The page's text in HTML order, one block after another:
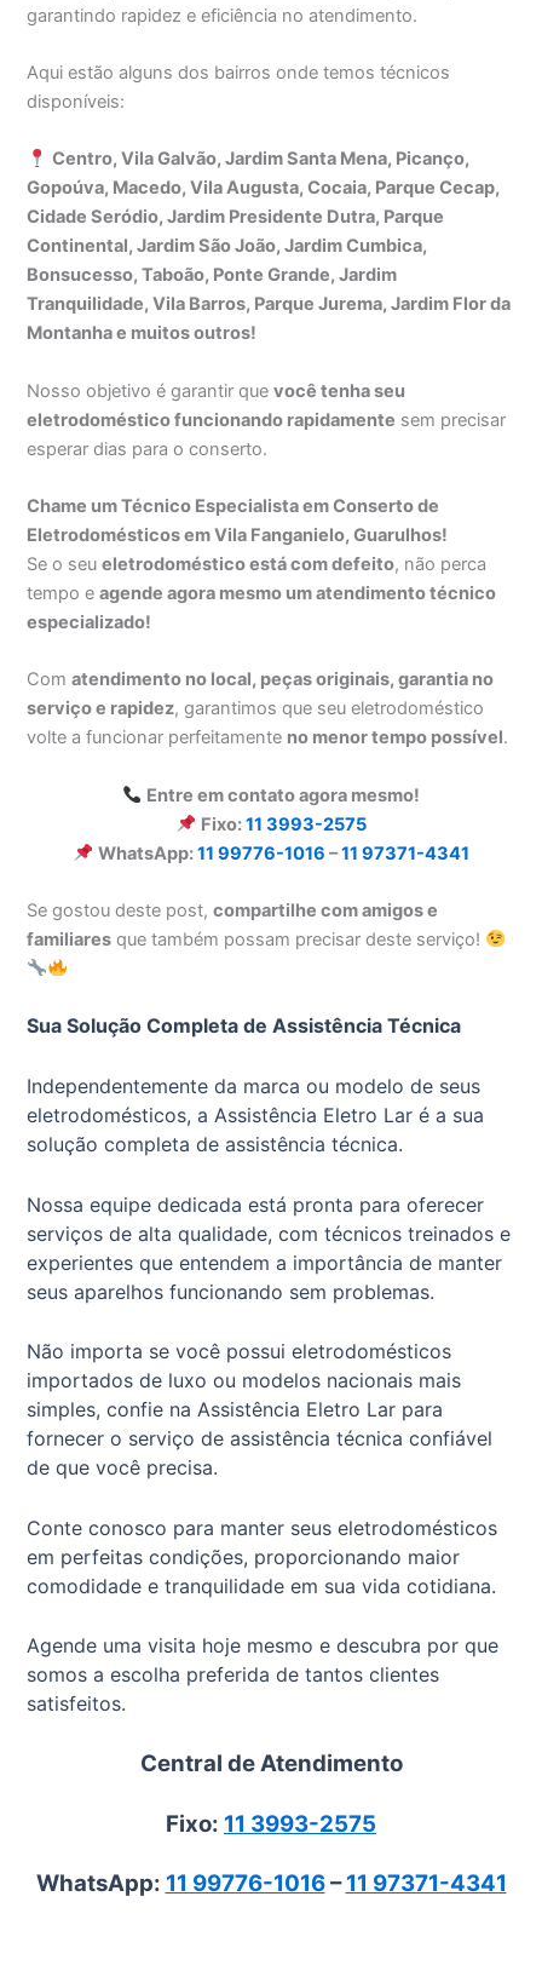
garantindo rapidez e eficiência no atendimento.
Aqui estão alguns dos bairros onde temos técnicos
disponíveis:
Centro, Vila Galvão, Jardim Santa Mena, Picanço,
Gopoúva, Macedo, Vila Augusta, Cocaia, Parque Cecap,
Cidade Seródio, Jardim Presidente Dutra, Parque
Continental, Jardim São João, Jardim Cumbica,
Bonsucesso, Taboão, Ponte Grande, Jardim
Tranquilidade, Vila Barros, Parque Jurema, Jardim Flor da
Montanha e muitos outros!
Nosso objetivo é garantir quevocê tenha seu
eletrodoméstico funcionando rapidamente sem precisar
esperar dias para o conserto.
Chame um Técnico Especialista em Conserto de
Eletrodomésticos em Vila Fanganielo, Guarulhos!
Se o seueletrodoméstico está com defeito, não perca
tempo eagende agora mesmo um atendimento técnico
especializado!
Comatendimento no local, peças originais, garantia no
serviço e rapidez, garantimos que seu eletrodoméstico
volte a funcionar perfeitamente no menor tempo possível.
Entre em contato agora mesmo!
Fixo:11 3993-2575
WhatsApp:11 99776-1016 –11 97371-4341
Se gostou deste post,compartilhe com amigos e
familiares que também possam precisar deste serviço!
Sua Solução Completa de Assistência Técnica
Independentemente da marca ou modelo de seus
eletrodomésticos, a Assistência Eletro Lar é a sua
solução completa de assistência técnica.
Nossa equipe dedicada está pronta para oferecer
serviços de alta qualidade, com técnicos treinados e
experientes que entendem a importância de manter
seus aparelhos funcionando sem problemas.
Não importa se você possui eletrodomésticos
importados de luxo ou modelos nacionais mais
simples, confie na Assistência Eletro Lar para
fornecer o serviço de assistência técnica confiável
de que você precisa.
Conte conosco para manter seus eletrodomésticos
em perfeitas condições, proporcionando maior
comodidade e tranquilidade em sua vida cotidiana.
Agende uma visita hoje mesmo e descubra por que
somos a escolha preferida de tantos clientes
satisfeitos.
Central de Atendimento
Fixo: 11 3993-2575
WhatsApp: 11 99776-1016–11 97371-4341